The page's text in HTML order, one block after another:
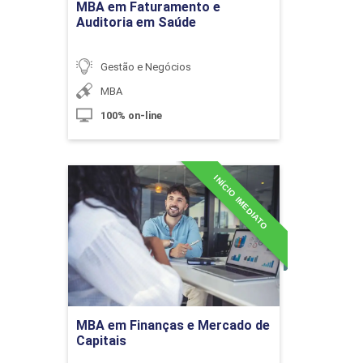
10h
Cenário Econômico e Valor de
Mercado das Organizações
10h
Contabilidade Aplicada aos Recursos
MBA em Faturamento e
Auditoria em Saúde
Gestão e Negócios
MBA
100% on-line
MBA em Finanças e Mercado de
Capitais
INÍCIO IMEDIATO
MBA em Finanças e
Mercado de Capitais
Detalhes do curso
Ir para Inscrição